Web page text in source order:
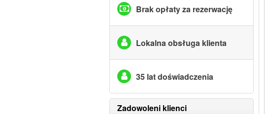
Brak opłaty za rezerwację
Lokalna obsługa klienta
35 lat doświadczenia
Zadowoleni klienci